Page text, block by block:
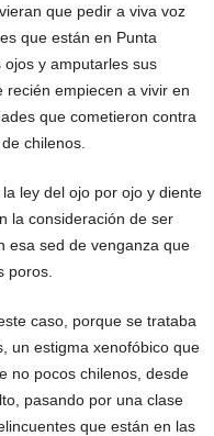
que pedir a viva voz
que están en Punta
y amputarles sus
recién empiecen a vivir en
que cometieron contra
chilenos.
ley del ojo por ojo y diente
la consideración de ser
esa sed de venganza que
poros.
caso, porque se trataba
un estigma xenofóbico que
no pocos chilenos, desde
pasando por una clase
que están en las